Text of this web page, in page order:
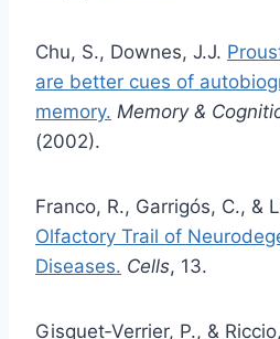
Chu, S., Downes, J.J.
are better cues of
memory. Memory &
(2002).
Franco, R., Garrigós, C., &
Olfactory Trail of
Diseases. Cells, 13.
Gisquet‑Verrier, P., &